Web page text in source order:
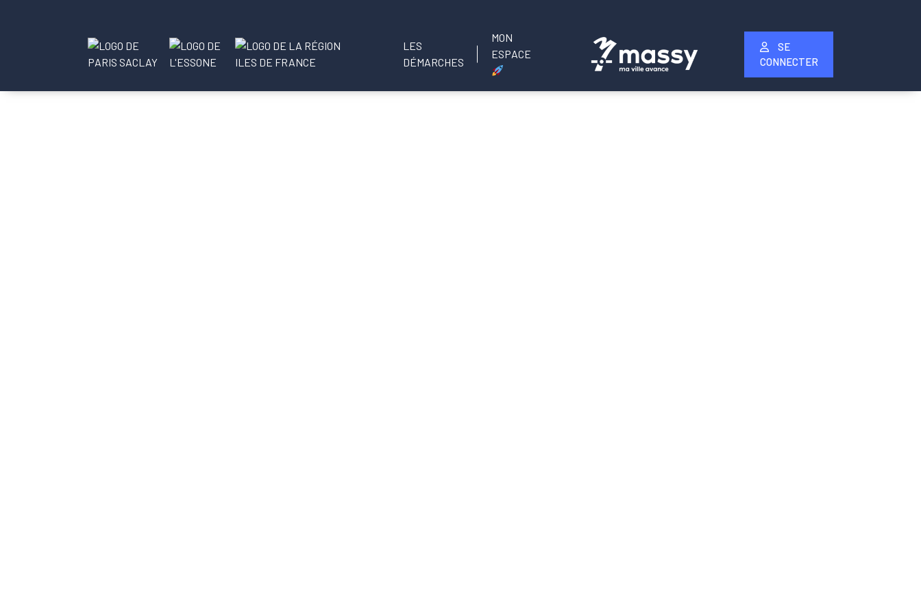
LES
DÉMARCHES
MON
ESPACE
SE
CONNECTER